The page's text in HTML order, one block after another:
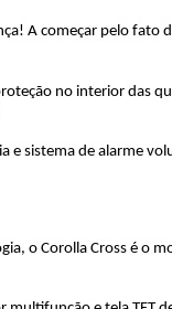
A começar pelo
no interior das
e sistema de alarme
o Corolla Cross é o